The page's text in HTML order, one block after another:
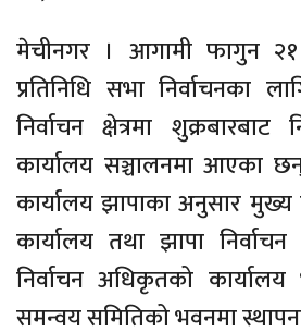
मेचीनगर । आगामी फागुन
प्रतिनिधि सभा निर्वाचनका
निर्वाचन क्षेत्रमा
कार्यालय सञ्चालनमा आएका
कार्यालय झापाका अनुसार मुख्य
कार्यालय तथा झापा
निर्वाचन अधिकृतको कार्यालय
समन्वय समितिको भवनमा